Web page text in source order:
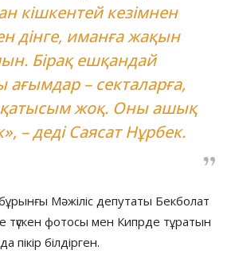
кішкентей кезімнен
дінге, иманға жақын
Бірақ ешқандай
ағымдар – секталарға,
қатысым жоқ. Оны ашық
– деді Саясат Нұрбек.
Мәжіліс депутаты Бекболат
түскен фотосы мен Кипрде тұратын
пікір білдірген.